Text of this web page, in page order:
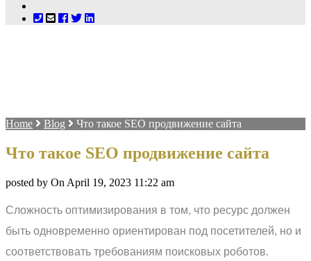
Home Blog Что такое SEO продвижение сайта
Что такое SEO продвижение сайта
posted by On April 19, 2023 11:22 am
Сложность оптимизирования в том, что ресурс должен
быть одновременно ориентирован под посетителей, но и
соответствовать требованиям поисковых роботов.